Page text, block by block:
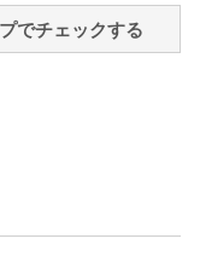
でチェックする